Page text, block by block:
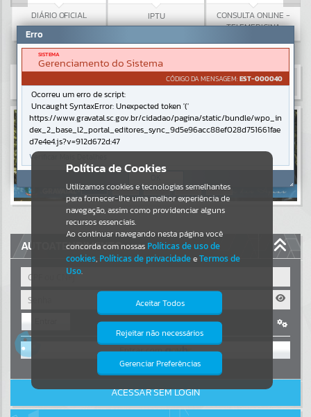
DIÁRIO OFICIAL IPTU
CONSULTA ONLINE -
TELEMEDICINA
Resultados para""
Portais
Por favor, aguarde...
NOTÍCIAS
Por favor, aguarde...
Por favor, aguarde...
Por favor, aguarde...
AUTOATENDIMENTO
OU
Cadastre-se|Recuperar Senha
ACESSAR SEM LOGIN
Política de Cookies
Utilizamos cookies e tecnologias semelhantes
para fornecer-lhe uma melhor experiência de
navegação, assim como providenciar alguns
recursos essenciais.
Ao continuar navegando nesta página você
concorda com nossas Políticas de uso de
cookies, Políticas de privacidadeeTermos de
Uso.
Aceitar Todos
Rejeitar não necessários
Gerenciar Preferências
Isto significa que diversos recursos
providenciados poderão não estar
Erro
SISTEMA
Gerenciamento do Sistema
CÓDIGO DA MENSAGEM:EST-000040
Ocorreu um erro de script:
Uncaught SyntaxError: Unexpected token '('
https://www.gravatal.sc.gov.br/cidadao/pagina/static/bundle/wpo_in
dex_2_base_l2_portal_editores_sync_9d5e96acc88ef028d751661fae
d7e4e4.js?v=912d672d:47
Verificar Mais Detalhes